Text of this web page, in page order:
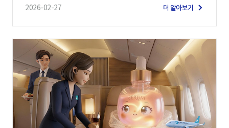
기
2026-02-27 더 알아보기